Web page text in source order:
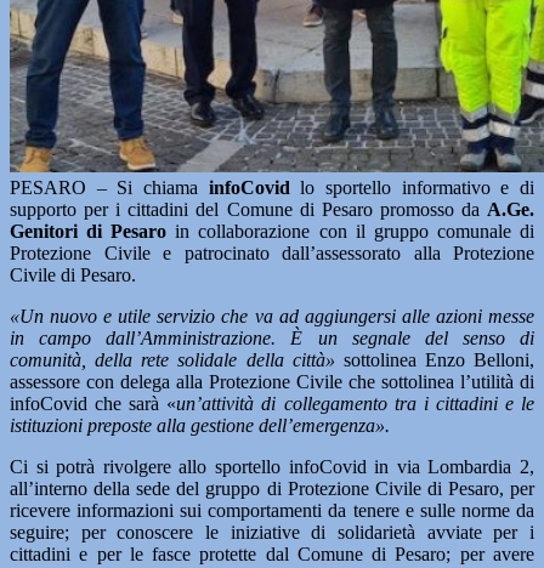
PESARO – Si chiama infoCovid lo sportello informativo e di
supporto per i cittadini del Comune di Pesaro promosso da A.Ge.
Genitori di Pesaro in collaborazione con il gruppo comunale di
Protezione Civile e patrocinato dall’assessorato alla Protezione
Civile di Pesaro.
«Un nuovo e utile servizio che va ad aggiungersi alle azioni messe
in campo dall’Amministrazione. È un segnale del senso di
comunità, della rete solidale della città» sottolinea Enzo Belloni,
assessore con delega alla Protezione Civile che sottolinea l’utilità di
infoCovid che sarà «un’attività di collegamento tra i cittadini e le
istituzioni preposte alla gestione dell’emergenza».
Ci si potrà rivolgere allo sportello infoCovid in via Lombardia 2,
all’interno della sede del gruppo di Protezione Civile di Pesaro, per
ricevere informazioni sui comportamenti da tenere e sulle norme da
seguire; per conoscere le iniziative di solidarietà avviate per i
cittadini e per le fasce protette dal Comune di Pesaro; per avere